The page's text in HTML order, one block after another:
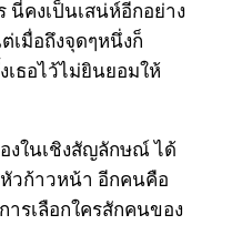
นี่คงเป็นเสน่ห์อีกอย่าง
เมื่อถึงจุดๆหนึ่งก็
ธอไว้ไม่ยินยอมให้
งในเชิงสัญลักษณ์ ได้
วก้าวหน้า อีกคนคือ
รเลือกใครสักคนของ